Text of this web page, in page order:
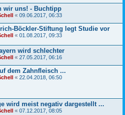
wir uns! - Buchtipp
« 09.06.2017, 06:33
Böckler-Stiftung legt Studie vor
« 01.08.2017, 09:33
wird schlechter
« 27.05.2017, 06:16
dem Zahnfleisch ...
« 22.04.2018, 06:50
wird meist negativ dargestellt ...
« 07.12.2017, 08:05